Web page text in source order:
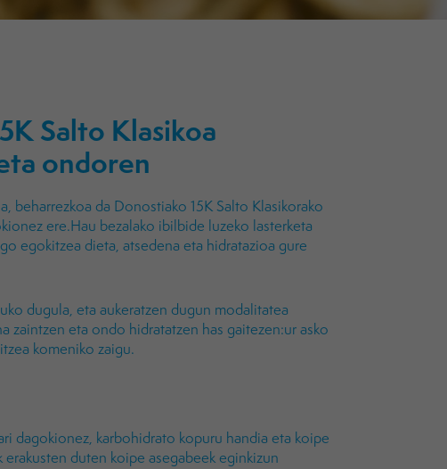
Salto Klasikoa
ondoren
beharrezkoa da Donostiako 15K Salto Klasikorako
ere.Hau bezalako ibilbide luzeko lasterketa
egokitzea dieta, atsedena eta hidratazioa gure
dugula, eta aukeratzen dugun modalitatea
zaintzen eta ondo hidratatzen has gaitezen:ur asko
komeniko zaigu.
dagokionez, karbohidrato kopuru handia eta koipe
duten koipe asegabeek eginkizun